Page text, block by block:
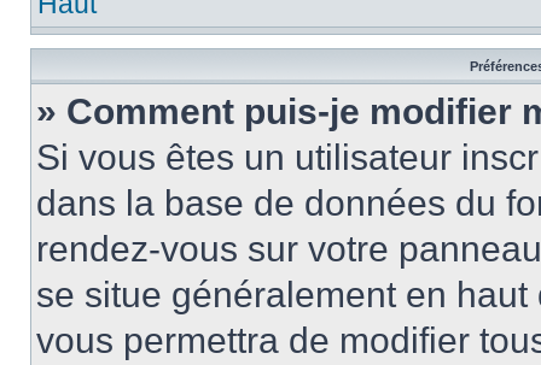
» Comment puis-je modifier
Si vous êtes un utilisateur
dans la base de données du
rendez-vous sur votre
se situe généralement en
vous permettra de modifier